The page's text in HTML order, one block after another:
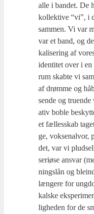
alle i ban­det. De
kol­lek­ti­ve “vi”, i
sam­men. Vi var
var et band, og
ka­li­se­ring af
iden­ti­tet over i
rum skab­te vi
af drøm­me og
sen­de og
a­tiv bob­le
et fæl­les­skab
ge, vok­se­nal­vor,
det, var vi
seri­ø­se ansvar
ning­s­lån og
læn­ge­re for
kal­ske
lig­he­den for de